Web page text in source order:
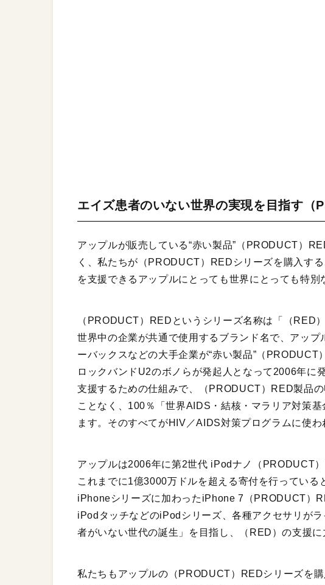
エイズ患者のいない世界の実現を目指す（
アップルが販売している“赤い製品”（PRODUCT）
く、私たちが（PRODUCT）REDシリーズを購入す
を支援できるアップルにとっても世界にとっても特別
（PRODUCT）REDというシリーズ名称は「（RED
世界中の企業が共通で使用するブランド名で、アッ
ーバックスなどの大手企業が“赤い製品”（
ロックバンドU2のボノらが発起人となって2006年に
支援するための仕組みで、（PRODUCT）RED製品
ことなく、100％「世界AIDS・結核・マラリア対策
ます。そのすべてがHIV／AIDS対策プログラムに使わ
アップルは2006年に第2世代 iPodナノ（PRODUCT
これまでに1億3000万ドルを超える寄付を行っている
iPhoneシリーズに加わったiPhone 7（PRODUCT）
iPodタッチなどのiPodシリーズ、各種アクセサリが
者がいない世代の誕生」を目指し、（RED）の支援に
私たちもアップルの（PRODUCT）REDシリーズを